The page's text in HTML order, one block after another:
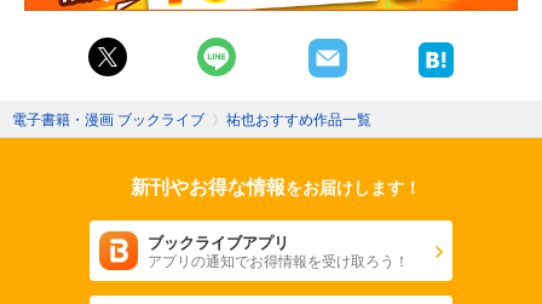
電子書籍・漫画 ブックライブ 〉 祐也おすすめ作品一覧
新刊やお得な情報をお届けします！
ブックライブアプリ
アプリの通知でお得情報を受け取ろう！